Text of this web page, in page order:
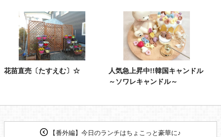
花苗直売〔たすえむ〕☆
人気急上昇中!!韓国キャンドル
～ソワレキャンドル～
【番外編】今日のランチはちょこっと豪華に♪